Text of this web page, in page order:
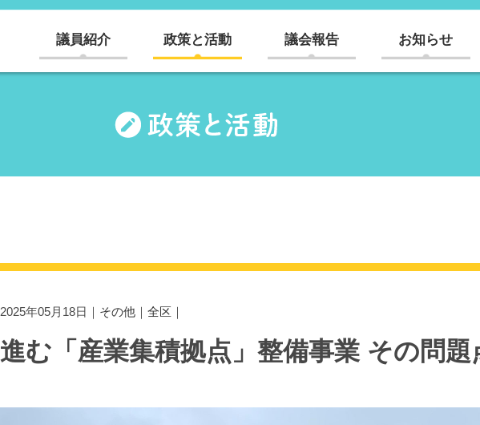
議員紹介 政策と活動 議会報告 お知らせ
2025年05月18日｜ その他 ｜ 全区 ｜
進む「産業集積拠点」整備事業 その問題